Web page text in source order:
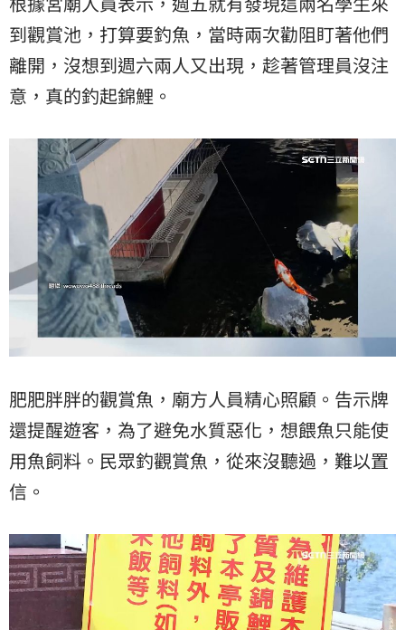
到觀賞池，打算要釣魚，當時兩次勸阻盯著他們
離開，沒想到週六兩人又出現，趁著管理員沒注
意，真的釣起錦鯉。
肥肥胖胖的觀賞魚，廟方人員精心照顧。告示牌
還提醒遊客，為了避免水質惡化，想餵魚只能使
用魚飼料。民眾釣觀賞魚，從來沒聽過，難以置
信。